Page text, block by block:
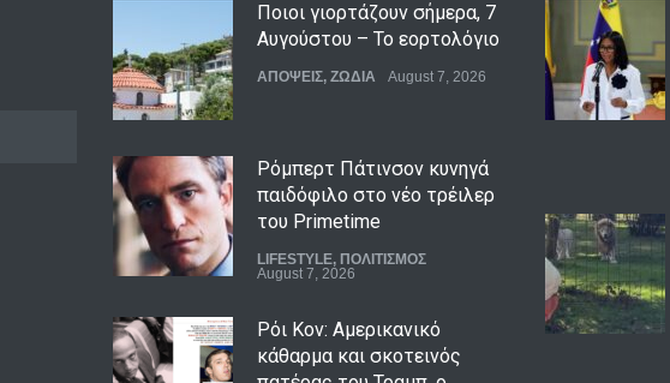
Ποιοι γιορτάζουν σήμερα, 7
Αυγούστου – Το εορτολόγιο
ΑΠΟΨΕΙΣ, ΖΩΔΙΑ August 7, 2026
Ρόμπερτ Πάτινσον κυνηγά
παιδόφιλο στο νέο τρέιλερ
του Primetime
LIFESTYLE, ΠΟΛΙΤΙΣΜΟΣ
August 7, 2026
Ρόι Κον: Αμερικανικό
κάθαρμα και σκοτεινός